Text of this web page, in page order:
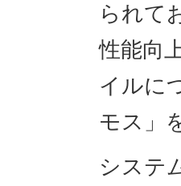
られて
性能向
イルに
モス」
システ